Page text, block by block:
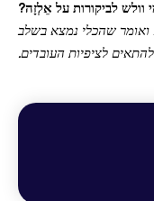
וולש לביקורות על אֵלְזָה?
ואומר שהכלי נמצא בשלב
לציפיות העובדים.